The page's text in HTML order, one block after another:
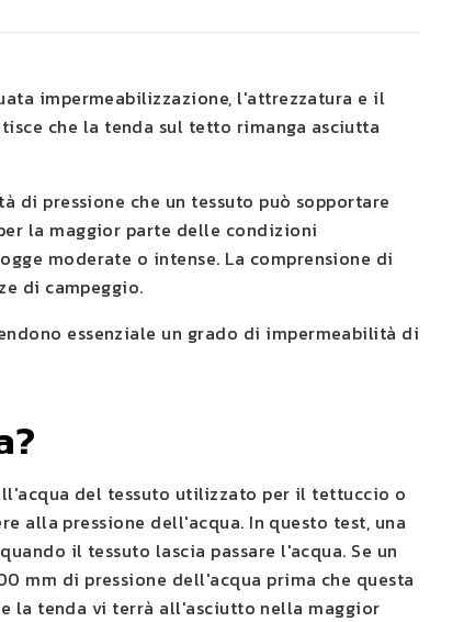
impermeabilizzazione, l'attrezzatura e il
che la tenda sul tetto rimanga asciutta
pressione che un tessuto può sopportare
la maggior parte delle condizioni
moderate o intense. La comprensione di
di campeggio.
essenziale un grado di impermeabilità di
del tessuto utilizzato per il tettuccio o
alla pressione dell'acqua. In questo test, una
il tessuto lascia passare l'acqua. Se un
mm di pressione dell'acqua prima che questa
la tenda vi terrà all'asciutto nella maggior